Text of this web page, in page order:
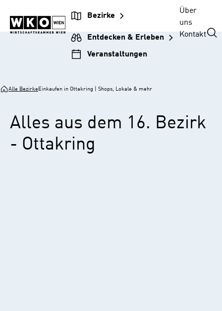
Unternehmensnavigation
springen
Inhalt
springen
Hauptnavigation
springen
Footer
springen
Bezirke
Entdecken & Erleben
Veranstaltungen
Über
uns
Kontakt
Alle BezirkeEinkaufen in Ottakring | Shops, Lokale & mehr
Alles aus dem 16. Bezirk
- Ottakring